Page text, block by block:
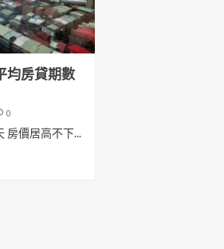
均房貸期數
0
房價居高不下...